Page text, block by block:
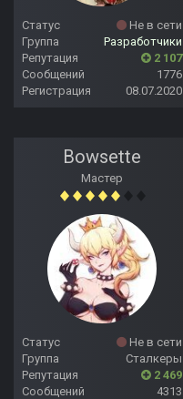
Статус
Не в сети
Группа
Разработчики
Репутация
2 107
Сообщений
1776
Регистрация
08.07.2020
Bowsette
Мастер
Статус
Не в сети
Группа
Сталкеры
Репутация
2 469
Сообщений
4313